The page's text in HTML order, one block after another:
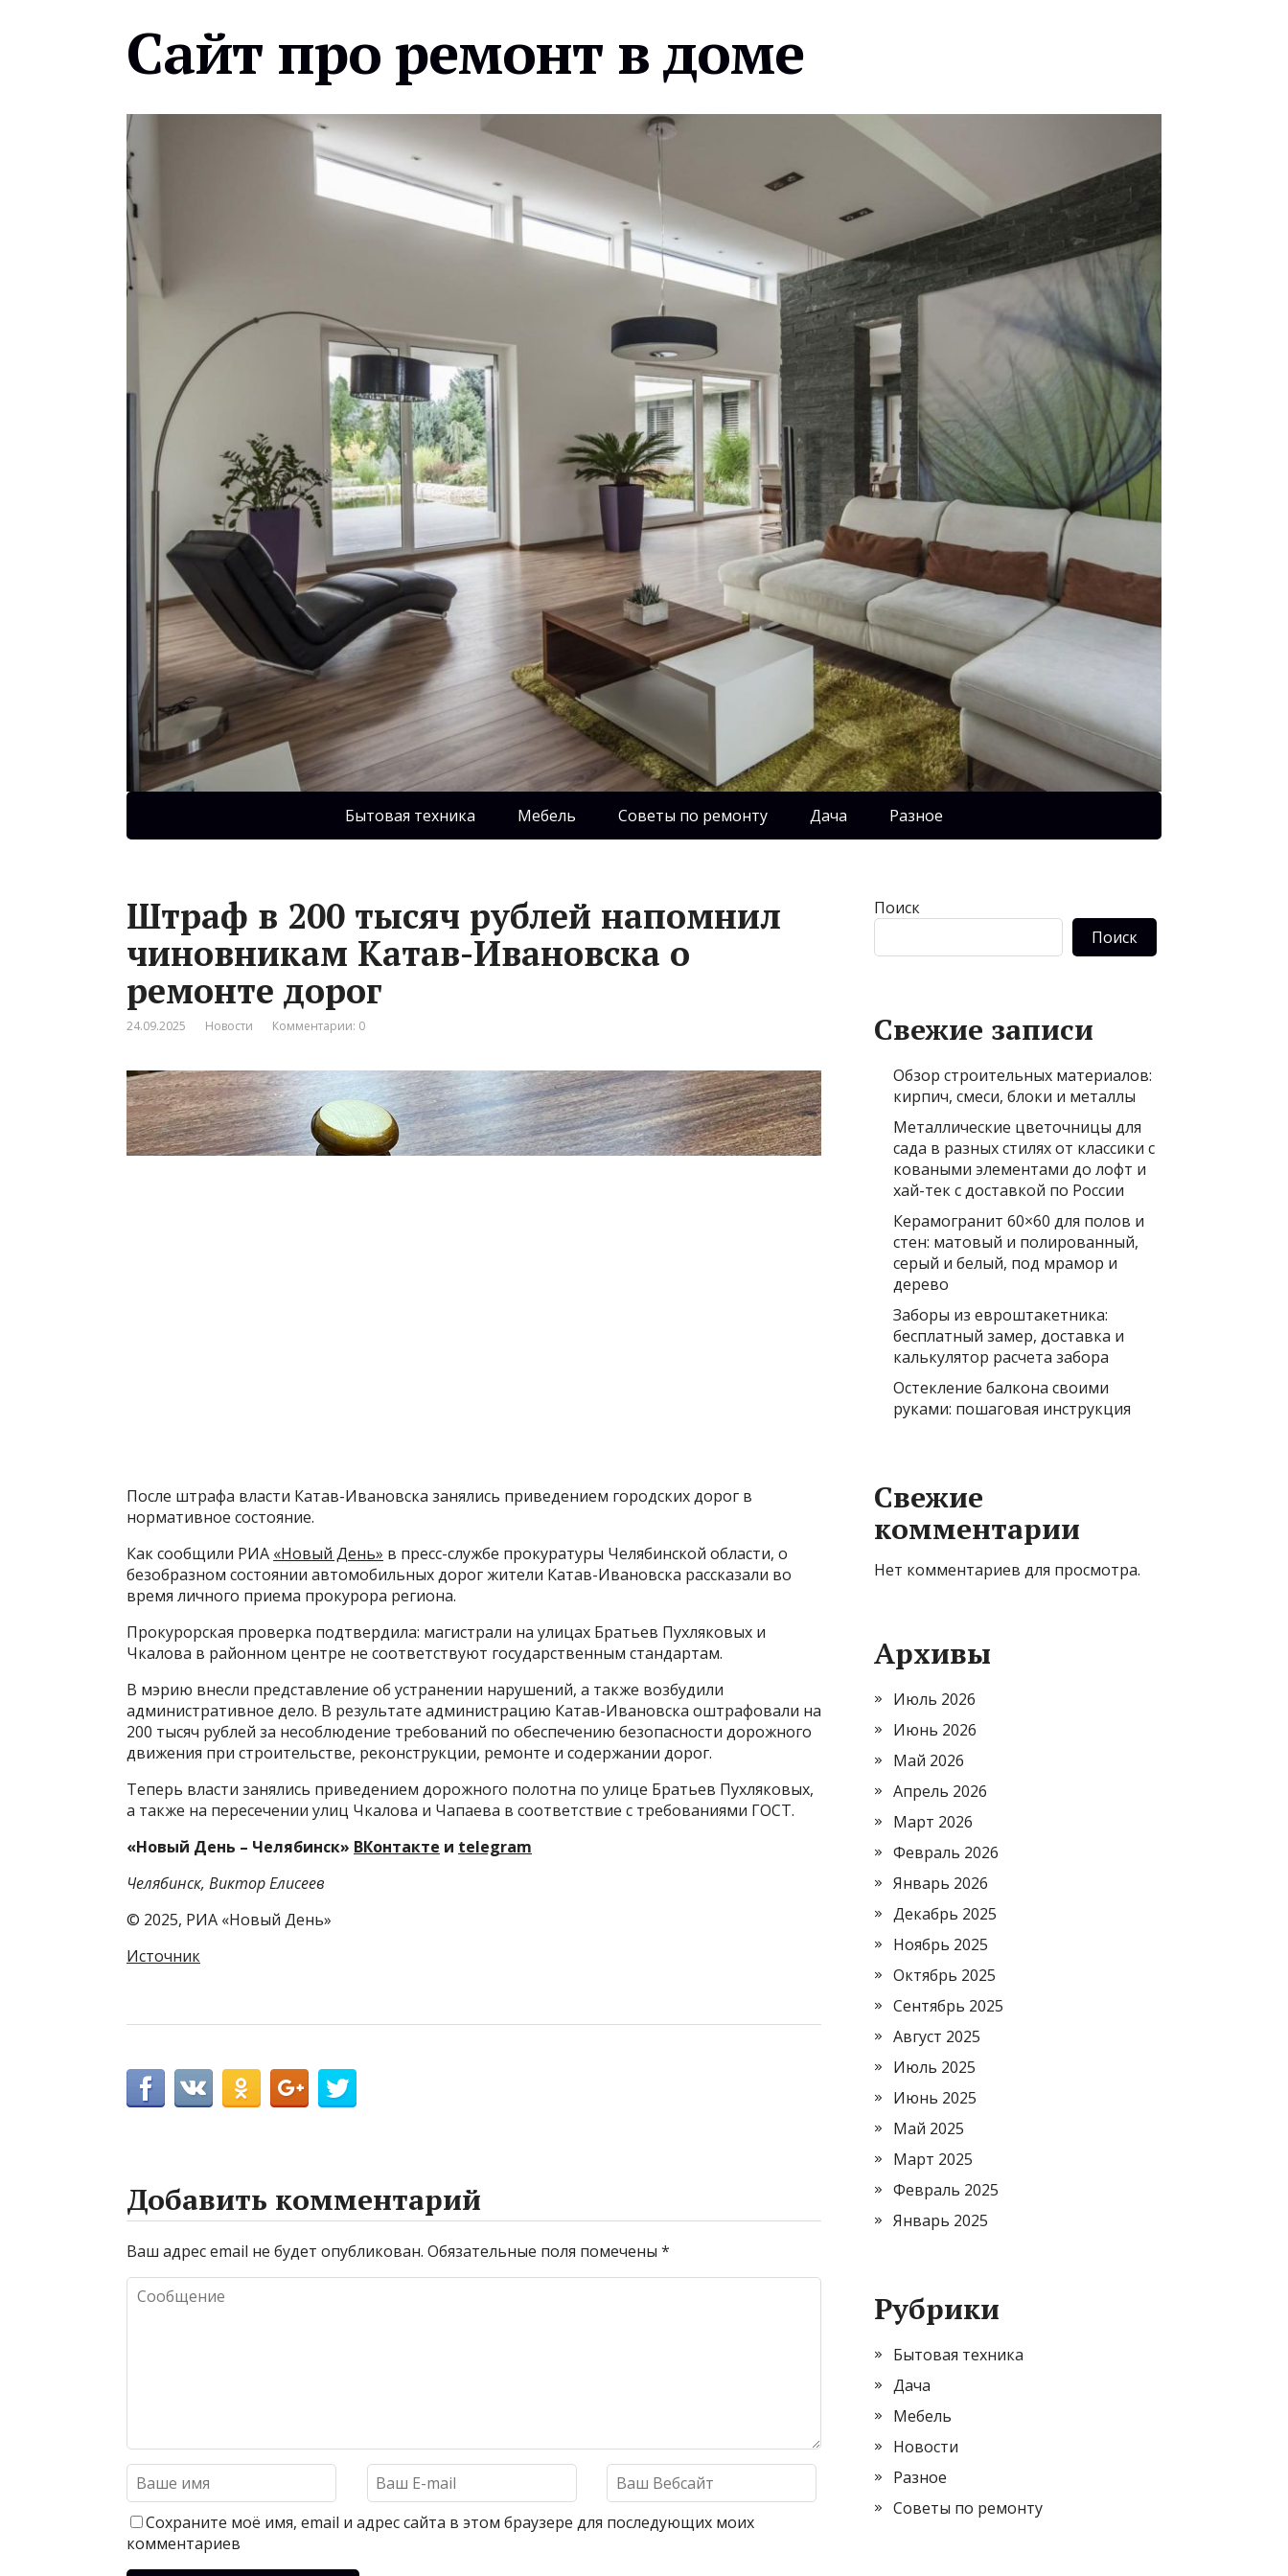
Сайт про ремонт в доме
Бытовая техника Мебель Советы по ремонту Дача Разное
Штраф в 200 тысяч рублей напомнил
чиновникам Катав-Ивановска о
ремонте дорог
24.09.2025 Новости Комментарии: 0
После штрафа власти Катав-Ивановска занялись приведением городских дорог в
нормативное состояние.
Как сообщили РИА «Новый День» в пресс-службе прокуратуры Челябинской области, о
безобразном состоянии автомобильных дорог жители Катав-Ивановска рассказали во
время личного приема прокурора региона.
Прокурорская проверка подтвердила: магистрали на улицах Братьев Пухляковых и
Чкалова в районном центре не соответствуют государственным стандартам.
В мэрию внесли представление об устранении нарушений, а также возбудили
административное дело. В результате администрацию Катав-Ивановска оштрафовали на
200 тысяч рублей за несоблюдение требований по обеспечению безопасности дорожного
движения при строительстве, реконструкции, ремонте и содержании дорог.
Теперь власти занялись приведением дорожного полотна по улице Братьев Пухляковых,
а также на пересечении улиц Чкалова и Чапаева в соответствие с требованиями ГОСТ.
«Новый День – Челябинск» ВКонтакте и telegram
Челябинск, Виктор Елисеев
© 2025, РИА «Новый День»
Источник
Добавить комментарий
Ваш адрес email не будет опубликован. Обязательные поля помечены *
Сохраните моё имя, email и адрес сайта в этом браузере для последующих моих
комментариев
Поиск
Поиск
Свежие записи
Обзор строительных материалов:
кирпич, смеси, блоки и металлы
Металлические цветочницы для
сада в разных стилях от классики с
коваными элементами до лофт и
хай-тек с доставкой по России
Керамогранит 60×60 для полов и
стен: матовый и полированный,
серый и белый, под мрамор и
дерево
Заборы из евроштакетника:
бесплатный замер, доставка и
калькулятор расчета забора
Остекление балкона своими
руками: пошаговая инструкция
Свежие
комментарии
Нет комментариев для просмотра.
Архивы
Июль 2026
Июнь 2026
Май 2026
Апрель 2026
Март 2026
Февраль 2026
Январь 2026
Декабрь 2025
Ноябрь 2025
Октябрь 2025
Сентябрь 2025
Август 2025
Июль 2025
Июнь 2025
Май 2025
Март 2025
Февраль 2025
Январь 2025
Рубрики
Бытовая техника
Дача
Мебель
Новости
Разное
Советы по ремонту